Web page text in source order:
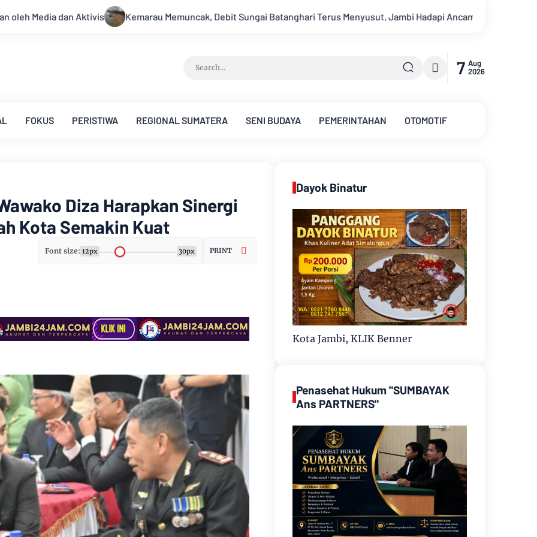
Memuncak, Debit Sungai Batanghari Terus Menyusut, Jambi Hadapi Ancaman Krisis Air Bersih dan Karhutla
7 Aug
2026
FOKUS PERISTIWA REGIONAL SUMATERA SENI BUDAYA PEMERINTAHAN OTOMOTIF
Diza Harapkan Sinergi
Kota Semakin Kuat
Font size: 12px 30px PRINT
Dayok Binatur
Kota Jambi, KLIK Benner
Penasehat Hukum "SUMBAYAK
Ans PARTNERS"